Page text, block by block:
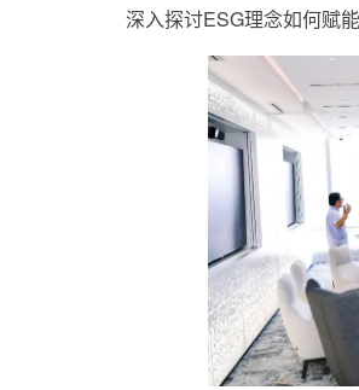
深入探讨ESG理念如何赋